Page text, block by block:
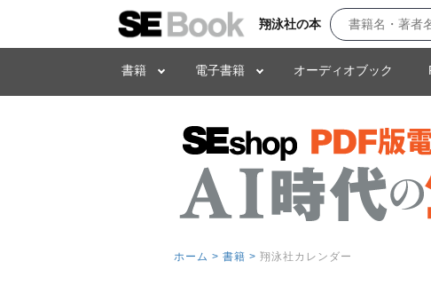
翔泳社の本
書籍 電子書籍 オーディオブック
ホーム > 書籍 > 翔泳社カレンダー